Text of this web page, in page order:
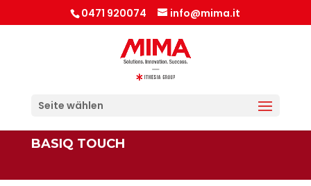
0471 920074 info@mima.it
Seite wählen
BASIQ TOUCH